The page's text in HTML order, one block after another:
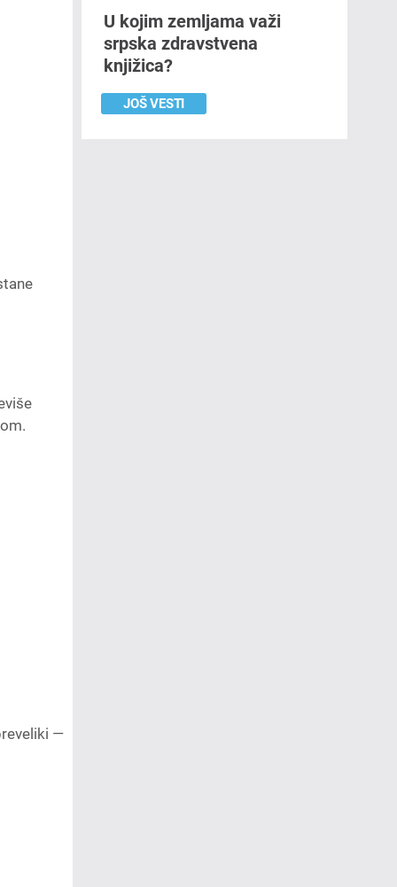
—
U kojim zemljama važi
srpska zdravstvena
knjižica?
JOŠ VESTI